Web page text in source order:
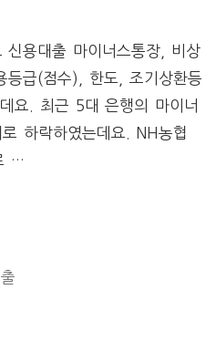
신용대출 마이너스통장, 비상
급(점수), 한도, 조기상환등
요. 최근 5대 은행의 마이너
하락하였는데요. NH농협
…